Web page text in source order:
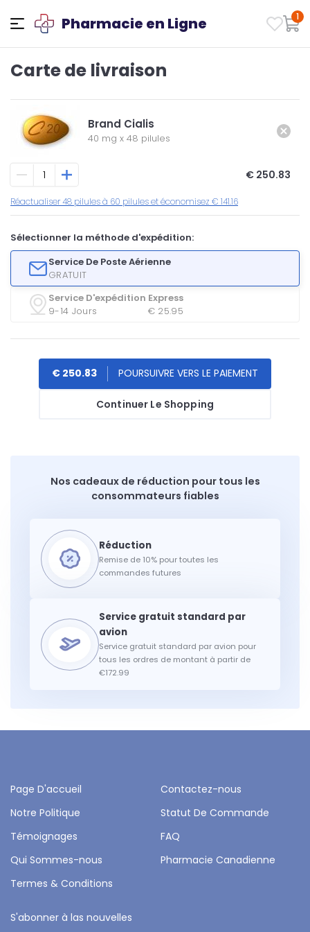
Pharmacie en Ligne 1
Carte de livraison
Brand Cialis
40 mg x 48 pilules
€ 250.83
Réactualiser 48 pilules à 60 pilules et économisez € 141.16
Sélectionner la méthode d'expédition:
Service De Poste Aérienne
GRATUIT
Service D'expédition Express
9-14 Jours
€ 25.95
Continuer Le Shopping
€ 250.83
Nos cadeaux de réduction pour tous les
consommateurs fiables
Remise de 10% pour toutes les
commandes futures
Service gratuit standard par avion pour
tous les ordres de montant à partir de
€172.99
Page D'accueil
Contactez-nous
Notre Politique
Statut De Commande
Témoignages
FAQ
Qui Sommes-nous
Pharmacie Canadienne
Termes & Conditions
S'abonner à las nouvelles